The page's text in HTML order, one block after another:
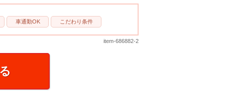
車通勤OK こだわり条件
item-686882-2